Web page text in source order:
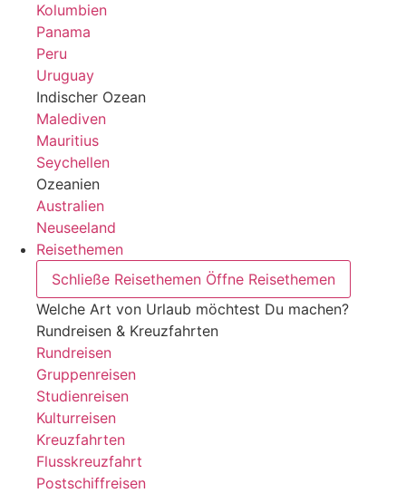
Kolumbien
Panama
Peru
Uruguay
Indischer Ozean
Malediven
Mauritius
Seychellen
Ozeanien
Australien
Neuseeland
Reisethemen
Schließe Reisethemen Öffne Reisethemen
Welche Art von Urlaub möchtest Du machen?
Rundreisen & Kreuzfahrten
Rundreisen
Gruppenreisen
Studienreisen
Kulturreisen
Kreuzfahrten
Flusskreuzfahrt
Postschiffreisen